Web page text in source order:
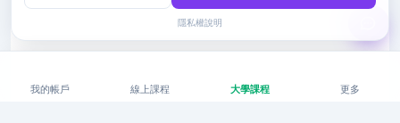
我的帳戶 線上課程 大學課程 更多
隱私權說明